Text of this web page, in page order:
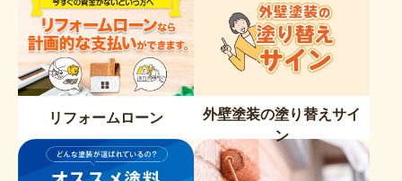
リフォームローン
外壁塗装の塗り替えサイ
ン